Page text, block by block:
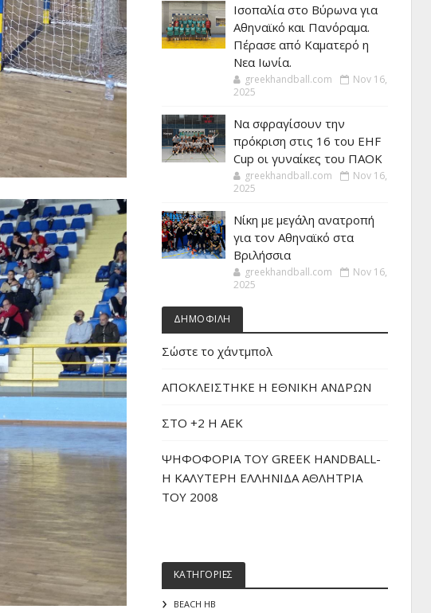
Ισοπαλία στο Βύρωνα για
Αθηναϊκό και Πανόραμα.
Πέρασε από Καματερό η
Νεα Ιωνία.
greekhandball.com
Nov 16,
2025
Να σφραγίσουν την
πρόκριση στις 16 του EHF
Cup οι γυναίκες του ΠΑΟΚ
greekhandball.com
Nov 16,
2025
Νίκη με μεγάλη ανατροπή
για τον Αθηναϊκό στα
Βριλήσσια
greekhandball.com
Nov 16,
2025
ΔΗΜΟΦΙΛΗ
Σώστε το χάντμπολ
ΑΠΟΚΛΕΙΣΤΗΚΕ Η ΕΘΝΙΚΗ ΑΝΔΡΩΝ
ΣΤΟ +2 Η ΑΕΚ
ΨΗΦΟΦΟΡΙΑ ΤΟΥ GREEK HANDBALL-
H ΚΑΛΥΤΕΡΗ ΕΛΛΗΝΙΔΑ ΑΘΛΗΤΡΙΑ
ΤΟΥ 2008
ΚΑΤΗΓΟΡΙΕΣ
BEACH HB